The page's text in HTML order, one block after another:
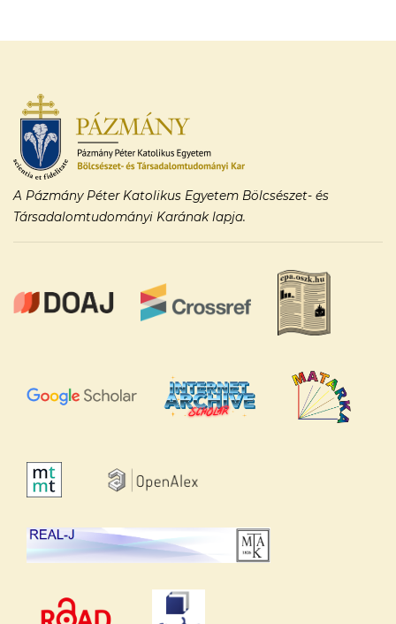
A Pázmány Péter Katolikus Egyetem Bölcsészet- és
Társadalomtudományi Karának lapja.